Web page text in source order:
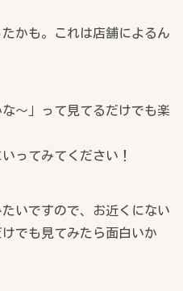
かも。これは店舗によるん
～」って見てるだけでも楽
ってみてください！
いですので、お近くにない
でも見てみたら面白いか